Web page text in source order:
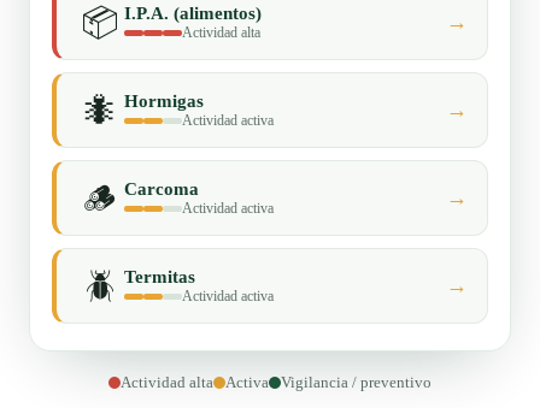
📦 I.P.A. (alimentos)
Actividad alta →
🐜 Hormigas
Actividad activa →
🪵 Carcoma
Actividad activa →
🪲 Termitas
Actividad activa →
Actividad alta Activa Vigilancia / preventivo